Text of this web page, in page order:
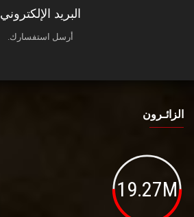
البريد الإلكتروني
أرسل استفسارك.
الزائـرون
19.27M